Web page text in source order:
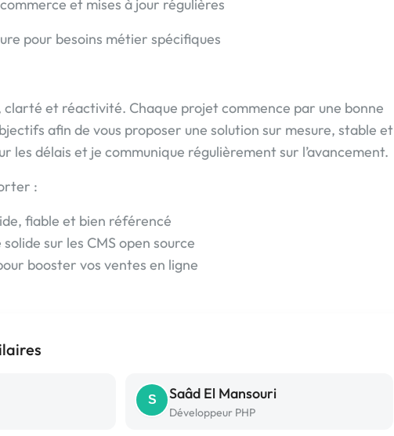
et mises à jour régulières
pour besoins métier spécifiques
et réactivité. Chaque projet commence par une bonne
afin de vous proposer une solution sur mesure, stable et
les délais et je communique régulièrement sur l’avancement.
:
fiable et bien référencé
sur les CMS open source
booster vos ventes en ligne
S Saâd El Mansouri
Développeur PHP